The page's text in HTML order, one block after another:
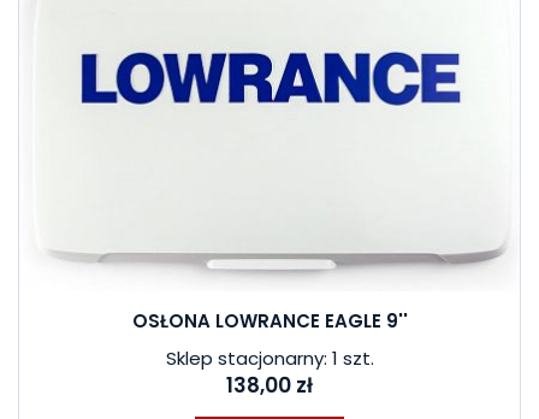
OSŁONA LOWRANCE EAGLE 9''
Sklep stacjonarny: 1 szt.
138,00 zł